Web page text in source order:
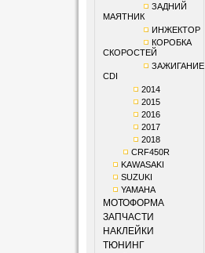
ЗАДНИЙ
МАЯТНИК
ИНЖЕКТОР
КОРОБКА
СКОРОСТЕЙ
ЗАЖИГАНИЕ
CDI
2014
2015
2016
2017
2018
CRF450R
KAWASAKI
SUZUKI
YAMAHA
МОТОФОРМА
ЗАПЧАСТИ
НАКЛЕЙКИ
ТЮНИНГ